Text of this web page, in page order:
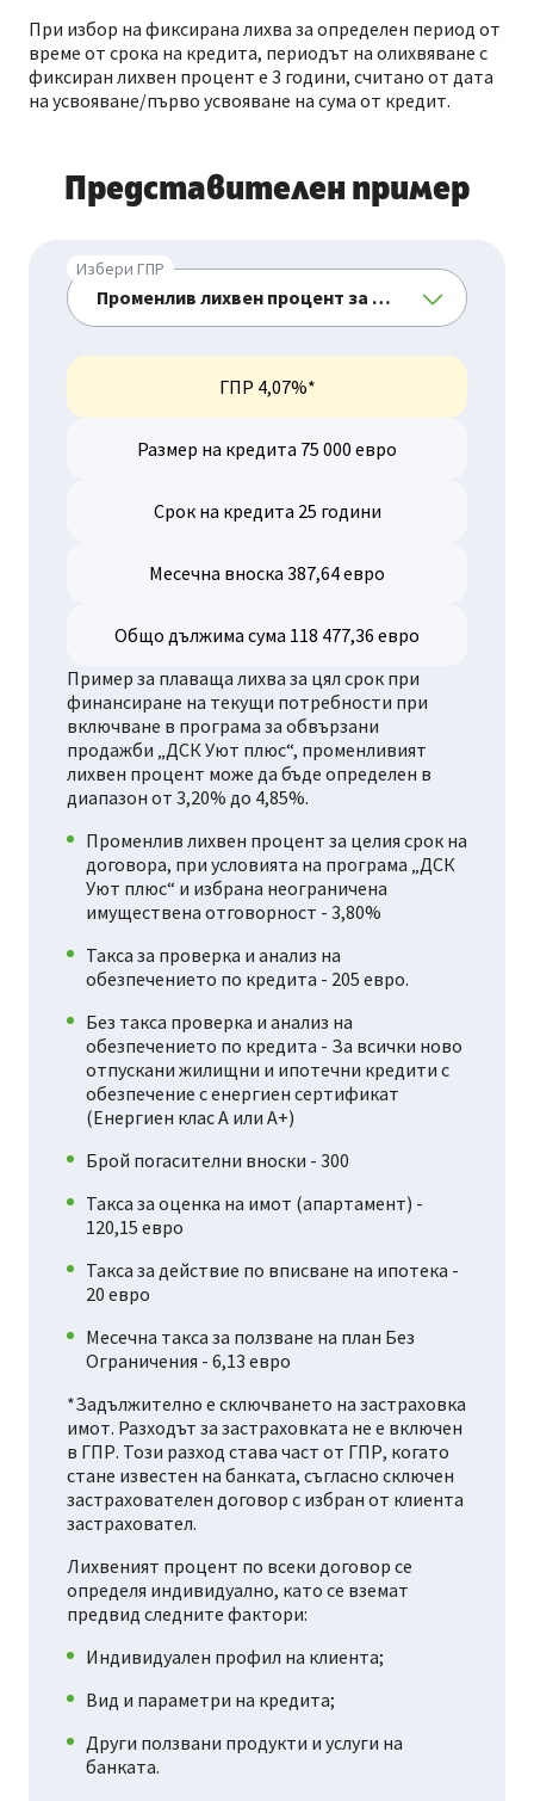
При избор на фиксирана лихва за определен период от
време от срока на кредита, периодът на олихвяване с
фиксиран лихвен процент е 3 години, считано от дата
на усвояване/първо усвояване на сума от кредит.
Представителен пример
Избери ГПР
ГПР 4,07%*
Размер на кредита 75 000 евро
Срок на кредита 25 години
Месечна вноска 387,64 евро
Общо дължима сума 118 477,36 евро
Пример за плаваща лихва за цял срок при
финансиране на текущи потребности при
включване в програма за обвързани
продажби „ДСК Уют плюс“, променливият
лихвен процент може да бъде определен в
диапазон от 3,20% до 4,85%.
Променлив лихвен процент за целия срок на
договора, при условията на програма „ДСК
Уют плюс“ и избрана неограничена
имуществена отговорност - 3,80%
Такса за проверка и анализ на
обезпечението по кредита - 205 евро.
Без такса проверка и анализ на
обезпечението по кредита - За всички ново
отпускани жилищни и ипотечни кредити с
обезпечение с енергиен сертификат
(Енергиен клас А или А+)
Брой погасителни вноски - 300
Такса за оценка на имот (апартамент) -
120,15 евро
Такса за действие по вписване на ипотека -
20 евро
Месечна такса за ползване на план Без
Ограничения - 6,13 евро
*Задължително е сключването на застраховка
имот. Разходът за застраховката не е включен
в ГПР. Този разход става част от ГПР, когато
стане известен на банката, съгласно сключен
застрахователен договор с избран от клиента
застраховател.
Лихвеният процент по всеки договор се
определя индивидуално, като се вземат
предвид следните фактори:
Индивидуален профил на клиента;
Вид и параметри на кредита;
Други ползвани продукти и услуги на
банката.